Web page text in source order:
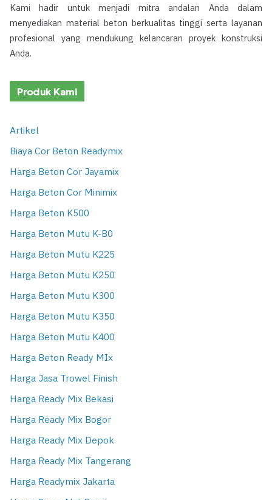
Kami hadir untuk menjadi mitra andalan Anda dalam
menyediakan material beton berkualitas tinggi serta layanan
profesional yang mendukung kelancaran proyek konstruksi
Anda.
Produk Kami
Artikel
Biaya Cor Beton Readymix
Harga Beton Cor Jayamix
Harga Beton Cor Minimix
Harga Beton K500
Harga Beton Mutu K-B0
Harga Beton Mutu K225
Harga Beton Mutu K250
Harga Beton Mutu K300
Harga Beton Mutu K350
Harga Beton Mutu K400
Harga Beton Ready MIx
Harga Jasa Trowel Finish
Harga Ready Mix Bekasi
Harga Ready Mix Bogor
Harga Ready Mix Depok
Harga Ready Mix Tangerang
Harga Readymix Jakarta